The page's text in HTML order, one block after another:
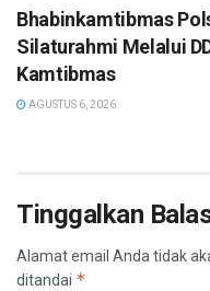
Bhabinkamtibmas
Silaturahmi Melalui
Kamtibmas
AGUSTUS 6, 2026
Tinggalkan
Alamat email Anda tidak
ditandai *